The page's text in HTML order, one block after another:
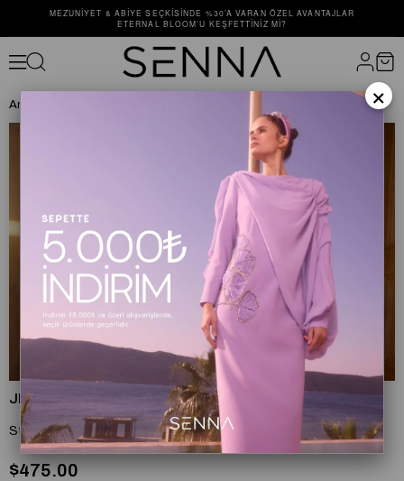
MEZUNIYET & ABIYE SEÇKISINDE %30’A VARAN ÖZEL AVANTAJLAR
ETERNAL BLOOM’U KEŞFETTINIZ MI?
Anasayfa
JEWEL DRESS Nar Çiçeği
Stok Kodu (SD251051030134)
$475.00
×